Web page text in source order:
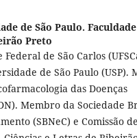
de São Paulo.
Preto
de São Carlos
de São Paulo (USP).
das Doenças
Membro da Sociedade
(SBNeC) e Comissão